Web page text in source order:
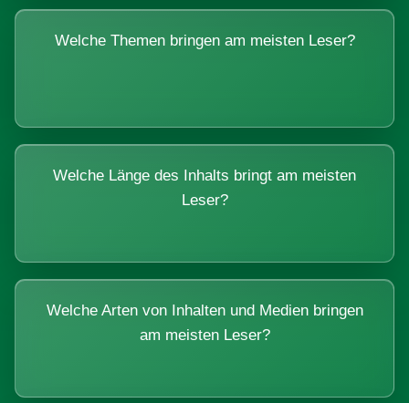
Welche Themen bringen am meisten Leser?
Welche Länge des Inhalts bringt am meisten
Leser?
Welche Arten von Inhalten und Medien bringen
am meisten Leser?